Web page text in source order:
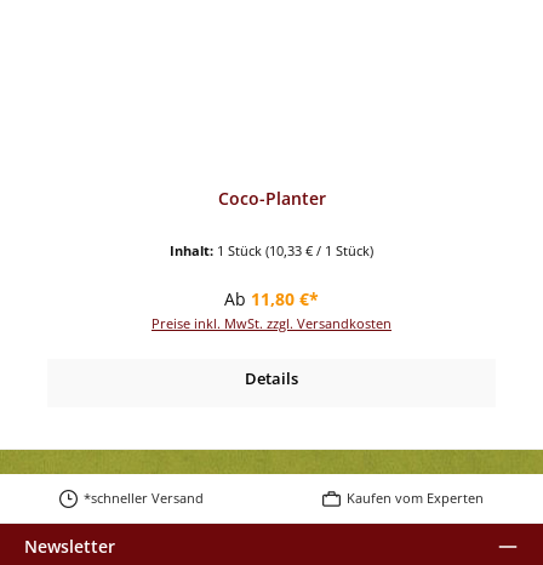
Coco-Planter
Inhalt: 1 Stück (10,33 € / 1 Stück)
Regulärer Preis:
Ab 11,80 €*
Preise inkl. MwSt. zzgl. Versandkosten
Details
*schneller Versand Kaufen vom Experten
Newsletter